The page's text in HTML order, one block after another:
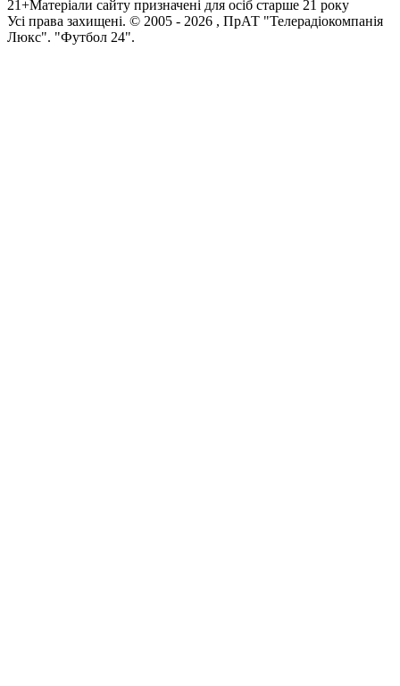
21+Матеріали сайту призначені для осіб старше 21 року
Усi права захищенi. © 2005 - 2026 , ПрАТ "Телерадіокомпанія
Люкс". "Футбол 24".